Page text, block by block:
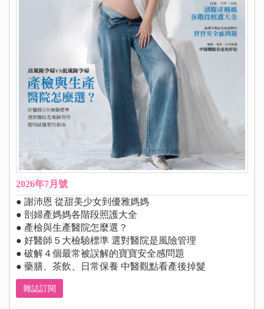
2026年7月號
● 謝沛恩 從甜美少女到優雅媽媽
● 剖婦產媽媽各階段照護大全
● 產檢與生產醫院怎麼選？
● 好醫師５大檢驗標準 選對醫院是風險管理
● 破解４個最常被誤解的寶寶安全感問題
● 藥膳、茶飲、日常保養 中醫觀點看產後掉髮
雜誌訂閱